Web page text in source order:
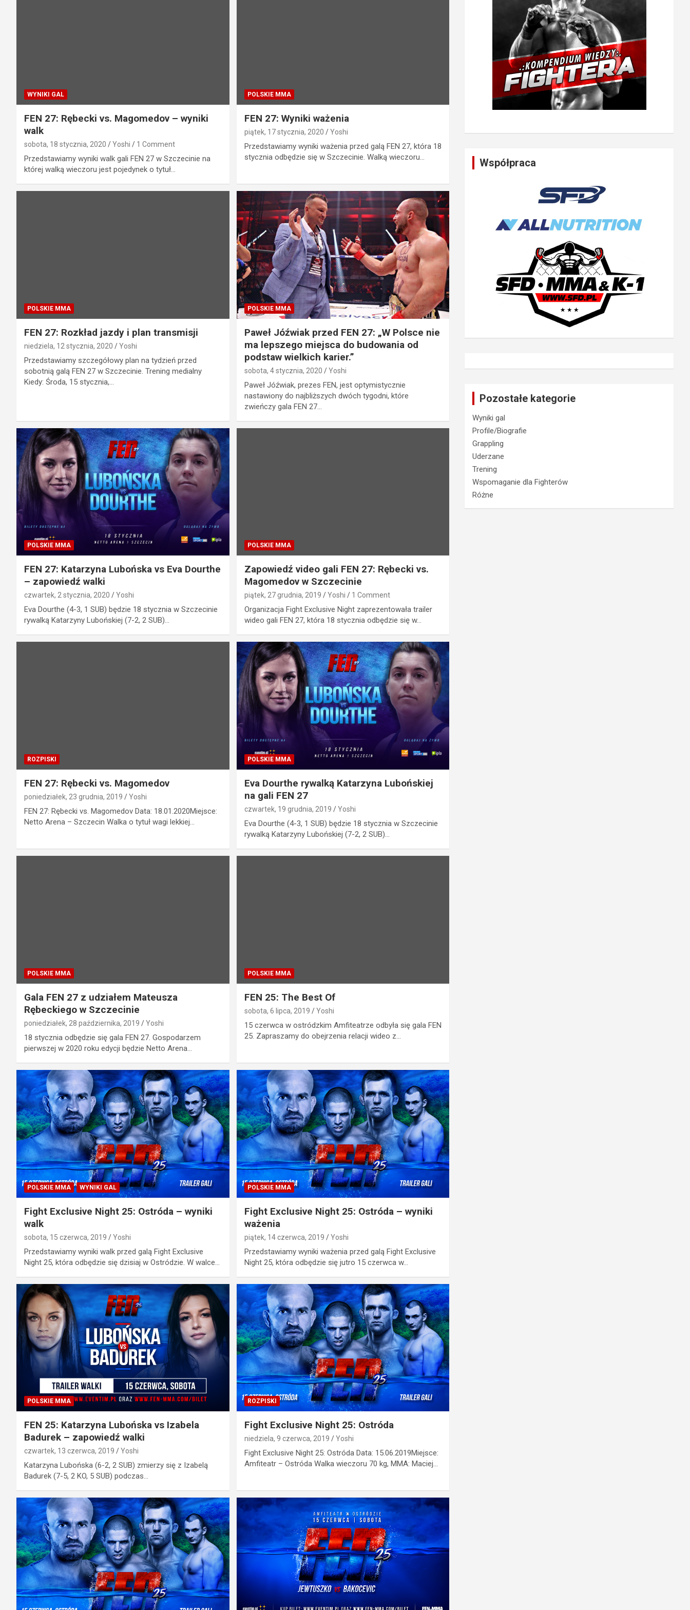
WYNIKI GAL
FEN 27: Rębecki vs. Magomedov – wyniki
walk
sobota, 18 stycznia, 2020 Yoshi 1 Comment
Przedstawiamy wyniki walk gali FEN 27 w Szczecinie na
której walką wieczoru jest pojedynek o tytuł…
POLSKIE MMA
FEN 27: Wyniki ważenia
piątek, 17 stycznia, 2020 Yoshi
Przedstawiamy wyniki ważenia przed galą FEN 27, która 18
stycznia odbędzie się w Szczecinie. Walką wieczoru…
POLSKIE MMA
FEN 27: Rozkład jazdy i plan transmisji
niedziela, 12 stycznia, 2020 Yoshi
Przedstawiamy szczegółowy plan na tydzień przed
sobotnią galą FEN 27 w Szczecinie. Trening medialny
Kiedy: Środa, 15 stycznia,…
POLSKIE MMA
Paweł Jóźwiak przed FEN 27: „W Polsce nie
ma lepszego miejsca do budowania od
podstaw wielkich karier.”
sobota, 4 stycznia, 2020 Yoshi
Paweł Jóźwiak, prezes FEN, jest optymistycznie
nastawiony do najbliższych dwóch tygodni, które
zwieńczy gala FEN 27…
POLSKIE MMA
FEN 27: Katarzyna Lubońska vs Eva Dourthe
– zapowiedź walki
czwartek, 2 stycznia, 2020 Yoshi
Eva Dourthe (4-3, 1 SUB) będzie 18 stycznia w Szczecinie
rywalką Katarzyny Lubońskiej (7-2, 2 SUB)…
POLSKIE MMA
Zapowiedź video gali FEN 27: Rębecki vs.
Magomedov w Szczecinie
piątek, 27 grudnia, 2019 Yoshi 1 Comment
Organizacja Fight Exclusive Night zaprezentowała trailer
wideo gali FEN 27, która 18 stycznia odbędzie się w…
ROZPISKI
FEN 27: Rębecki vs. Magomedov
poniedziałek, 23 grudnia, 2019 Yoshi
FEN 27: Rębecki vs. Magomedov Data: 18.01.2020Miejsce:
Netto Arena – Szczecin Walka o tytuł wagi lekkiej…
POLSKIE MMA
Eva Dourthe rywalką Katarzyna Lubońskiej
na gali FEN 27
czwartek, 19 grudnia, 2019 Yoshi
Eva Dourthe (4-3, 1 SUB) będzie 18 stycznia w Szczecinie
rywalką Katarzyny Lubońskiej (7-2, 2 SUB)…
POLSKIE MMA
Gala FEN 27 z udziałem Mateusza
Rębeckiego w Szczecinie
poniedziałek, 28 października, 2019 Yoshi
18 stycznia odbędzie się gala FEN 27. Gospodarzem
pierwszej w 2020 roku edycji będzie Netto Arena…
POLSKIE MMA
FEN 25: The Best Of
sobota, 6 lipca, 2019 Yoshi
15 czerwca w ostródzkim Amfiteatrze odbyła się gala FEN
25. Zapraszamy do obejrzenia relacji wideo z…
POLSKIE MMA WYNIKI GAL
Fight Exclusive Night 25: Ostróda – wyniki
walk
sobota, 15 czerwca, 2019 Yoshi
Przedstawiamy wyniki walk przed galą Fight Exclusive
Night 25, która odbędzie się dzisiaj w Ostródzie. W walce…
POLSKIE MMA
Fight Exclusive Night 25: Ostróda – wyniki
ważenia
piątek, 14 czerwca, 2019 Yoshi
Przedstawiamy wyniki ważenia przed galą Fight Exclusive
Night 25, która odbędzie się jutro 15 czerwca w…
POLSKIE MMA
FEN 25: Katarzyna Lubońska vs Izabela
Badurek – zapowiedź walki
czwartek, 13 czerwca, 2019 Yoshi
Katarzyna Lubońska (6-2, 2 SUB) zmierzy się z Izabelą
Badurek (7-5, 2 KO, 5 SUB) podczas…
ROZPISKI
Fight Exclusive Night 25: Ostróda
niedziela, 9 czerwca, 2019 Yoshi
Fight Exclusive Night 25: Ostróda Data: 15.06.2019Miejsce:
Amfiteatr – Ostróda Walka wieczoru 70 kg, MMA: Maciej…
Współpraca
Pozostałe kategorie
Wyniki gal
Profile/Biografie
Grappling
Uderzane
Trening
Wspomaganie dla Fighterów
Różne